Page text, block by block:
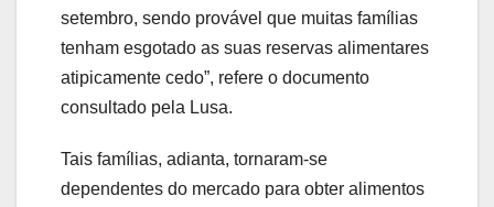
setembro, sendo provável que muitas famílias
tenham esgotado as suas reservas alimentares
atipicamente cedo”, refere o documento
consultado pela Lusa.
Tais famílias, adianta, tornaram-se
dependentes do mercado para obter alimentos